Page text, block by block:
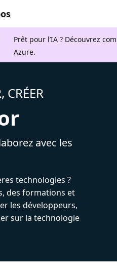
Prêt pour l’IA ? Découvrez
Azure.
CRÉER
avec les
technologies ?
des formations et
les développeurs,
sur la technologie